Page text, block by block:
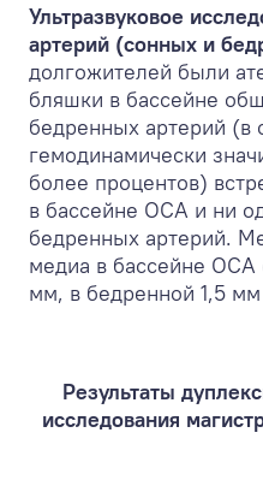
Ультразвуковое
артерий (сонных и
долгожителей были
бляшки в бассейне
бедренных артерий (в
гемодинамически
более процентов)
в бассейне ОСА и ни
бедренных артерий.
медиа в бассейне ОСА
мм, в бедренной 1,5
Результаты
исследования